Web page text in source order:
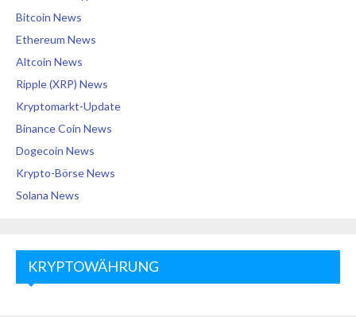
Bitcoin News
Ethereum News
Altcoin News
Ripple (XRP) News
Kryptomarkt-Update
Binance Coin News
Dogecoin News
Krypto-Börse News
Solana News
KRYPTOWÄHRUNG